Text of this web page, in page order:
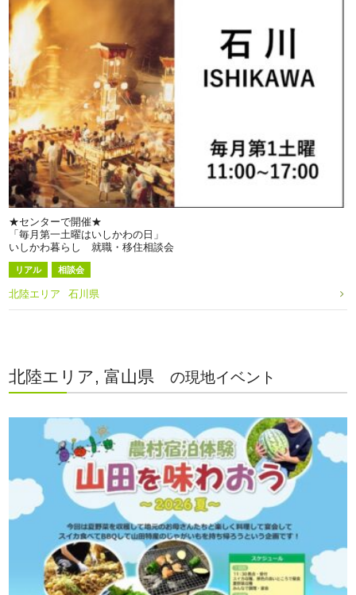
★センターで開催★
「毎月第一土曜はいしかわの日」
いしかわ暮らし 就職・移住相談会
リアル 相談会
北陸エリア 石川県
北陸エリア, 富山県 の現地イベント